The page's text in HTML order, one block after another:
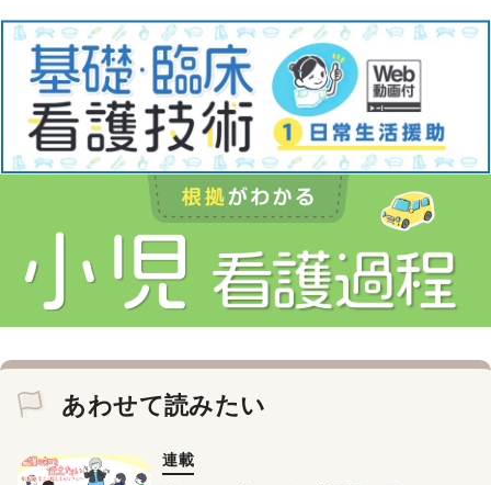
あわせて読みたい
連載